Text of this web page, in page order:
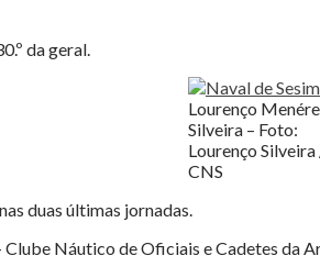
da geral.
Lourenço
Silveira – Foto:
Lourenço Silveira
CNS
duas últimas jornadas.
Náutico de Oficiais e Cadetes da